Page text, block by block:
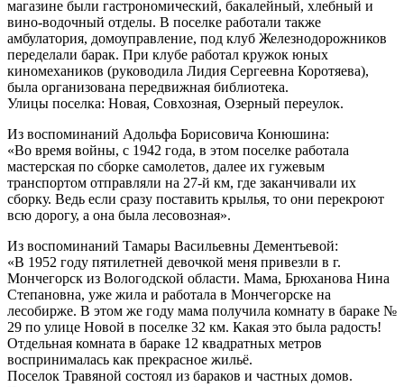
магазине были гастрономический, бакалейный, хлебный и
вино-водочный отделы. В поселке работали также
амбулатория, домоуправление, под клуб Железнодорожников
переделали барак. При клубе работал кружок юных
киномехаников (руководила Лидия Сергеевна Коротяева),
была организована передвижная библиотека.
Улицы поселка: Новая, Совхозная, Озерный переулок.
Из воспоминаний Адольфа Борисовича Конюшина:
«Во время войны, с 1942 года, в этом поселке работала
мастерская по сборке самолетов, далее их гужевым
транспортом отправляли на 27-й км, где заканчивали их
сборку. Ведь если сразу поставить крылья, то они перекроют
всю дорогу, а она была лесовозная».
Из воспоминаний Тамары Васильевны Дементьевой:
«В 1952 году пятилетней девочкой меня привезли в г.
Мончегорск из Вологодской области. Мама, Брюханова Нина
Степановна, уже жила и работала в Мончегорске на
лесобирже. В этом же году мама получила комнату в бараке №
29 по улице Новой в поселке 32 км. Какая это была радость!
Отдельная комната в бараке 12 квадратных метров
воспринималась как прекрасное жильё.
Поселок Травяной состоял из бараков и частных домов.